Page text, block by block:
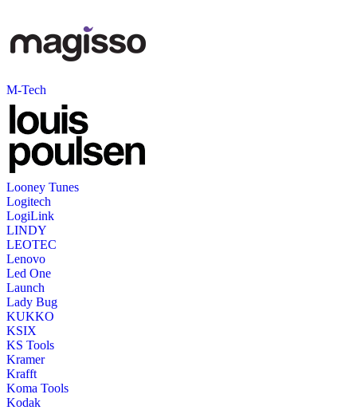
M-Tech
Looney Tunes
Logitech
LogiLink
LINDY
LEOTEC
Lenovo
Led One
Launch
Lady Bug
KUKKO
KSIX
KS Tools
Kramer
Krafft
Koma Tools
Kodak